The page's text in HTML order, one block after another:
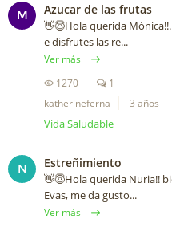
M Azucar de las frutas
👋😇Hola querida
e disfrutes las re...
Ver más
1270
1
katherineferna
3 años
Vida Saludable
N Estreñimiento
👋😇Hola querida Nuria!!
Evas, me da gusto...
Ver más